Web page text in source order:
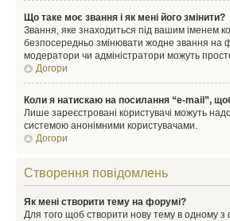
Що таке моє звання і як мені його змінити?
Звання, яке знаходиться під вашим іменем
безпосередньо змінювати жодне звання на
модератори чи адміністратори можуть
Догори
Коли я натискаю на посилання “e-mail”,
Лише зареєстровані користувачі можуть
системою анонімними користувачами.
Догори
Створення повідомлень
Як мені створити тему на форумі?
Для того щоб створити нову тему в одному з